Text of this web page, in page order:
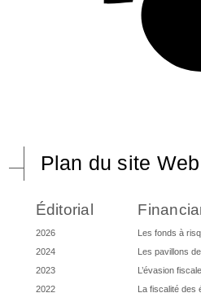
Plan du site Web
Éditorial
2026
2024
2023
2022
Les fonds à
Les pavillons
L’évasion
La fiscalité des